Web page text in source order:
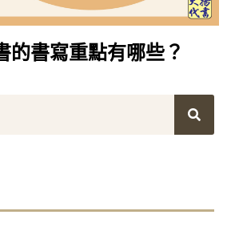
的書寫重點有哪些？